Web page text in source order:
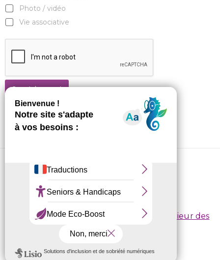
Photo / vidéo
Vie associative
Je m'abonne !
Conditions d’inscription/
Règlement intérieur des
centres